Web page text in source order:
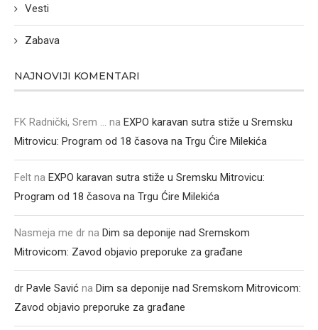
Vesti
Zabava
NAJNOVIJI KOMENTARI
FK Radnički, Srem ... na EXPO karavan sutra stiže u Sremsku
Mitrovicu: Program od 18 časova na Trgu Ćire Milekića
Felt na EXPO karavan sutra stiže u Sremsku Mitrovicu:
Program od 18 časova na Trgu Ćire Milekića
Nasmeja me dr na Dim sa deponije nad Sremskom
Mitrovicom: Zavod objavio preporuke za građane
dr Pavle Savić na Dim sa deponije nad Sremskom Mitrovicom:
Zavod objavio preporuke za građane